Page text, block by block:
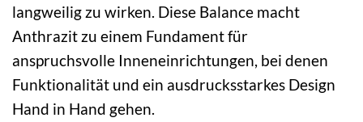
langweilig zu wirken. Diese Balance macht
Anthrazit zu einem Fundament für
anspruchsvolle Inneneinrichtungen, bei denen
Funktionalität und ein ausdrucksstarkes Design
Hand in Hand gehen.